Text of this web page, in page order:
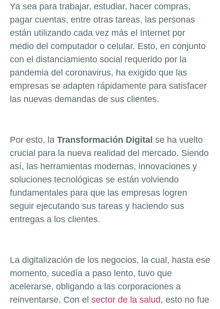
Ya sea para trabajar, estudiar, hacer compras,
pagar cuentas, entre otras tareas, las personas
están utilizando cada vez más el Internet por
medio del computador o celular. Esto, en conjunto
con el distanciamiento social requerido por la
pandemia del coronavirus, ha exigido que las
empresas se adapten rápidamente para satisfacer
las nuevas demandas de sus clientes.
Por esto, la Transformación Digital se ha vuelto
crucial para la nueva realidad del mercado. Siendo
así, las herramientas modernas, innovaciones y
soluciones tecnológicas se están volviendo
fundamentales para que las empresas logren
seguir ejecutando sus tareas y haciendo sus
entregas a los clientes.
La digitalización de los negocios, la cual, hasta ese
momento, sucedía a paso lento, tuvo que
acelerarse, obligando a las corporaciones a
reinventarse. Con el sector de la salud, esto no fue